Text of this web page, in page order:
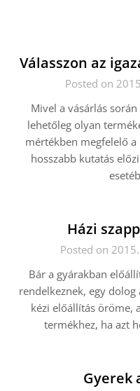
Válasszon az
Posted on
Mivel a vásárlás
lehetőleg olyan
mértékben megfelelő
hosszabb kutatás
Házi
Posted on
Bár a gyárakban
rendelkeznek, egy dolog
kézi előállítás öröme,
termékhez, ha azt
Gyerek